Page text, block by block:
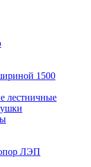
1500
лестничные
ЛЭП